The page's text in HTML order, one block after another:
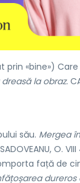
«bine»)
la obraz.
său. Mergea
SADOVEANU, O. VIII
față de